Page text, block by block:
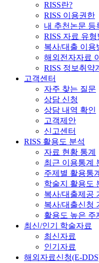
RISS란?
RISS 이용권한
내 추천논문 등
RISS 자료 유
복사/대출 이용
해외전자자료
RISS 정보취약
고객센터
자주 찾는 질문
상담 신청
상담 내역 확인
고객제안
신고센터
RISS 활용도 분석
자료 현황 통계
최근 이용통계
주제별 활용통
학술지 활용도
복사/대출제공
복사/대출신청
활용도 높은 주
최신/인기 학술자료
최신자료
인기자료
해외자료신청(E-